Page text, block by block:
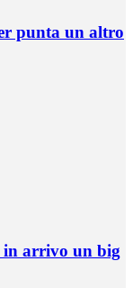
punta un altro
in arrivo un big